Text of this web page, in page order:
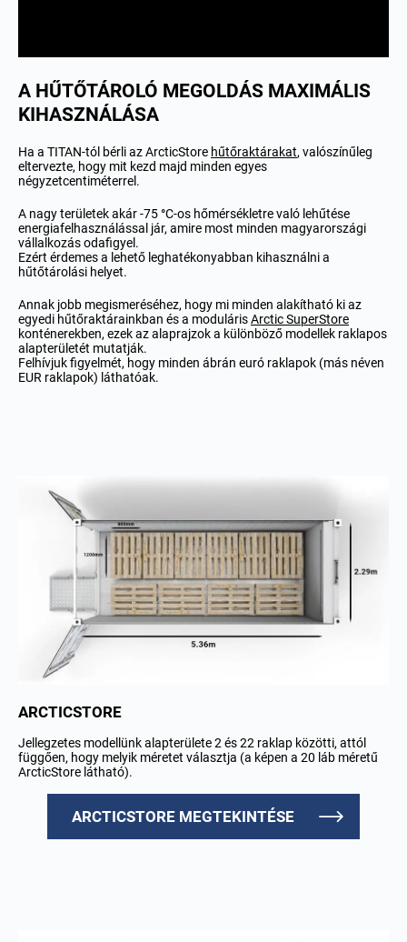
A HŰTŐTÁROLÓ MEGOLDÁS MAXIMÁLIS
KIHASZNÁLÁSA
Ha a TITAN-tól bérli az ArcticStore hűtőraktárakat, valószínűleg
eltervezte, hogy mit kezd majd minden egyes
négyzetcentiméterrel.
A nagy területek akár -75 °C-os hőmérsékletre való lehűtése
energiafelhasználással jár, amire most minden magyarországi
vállalkozás odafigyel.
Ezért érdemes a lehető leghatékonyabban kihasználni a
hűtőtárolási helyet.
Annak jobb megismeréséhez, hogy mi minden alakítható ki az
egyedi hűtőraktárainkban és a modulárisArctic SuperStore
konténerekben, ezek az alaprajzok a különböző modellek raklapos
alapterületét mutatják.
Felhívjuk figyelmét, hogy minden ábrán euró raklapok (más néven
EUR raklapok) láthatóak.
ARCTICSTORE
Jellegzetes modellünk alapterülete 2 és 22 raklap közötti, attól
függően, hogy melyik méretet választja (a képen a 20 láb méretű
ArcticStore látható).
ARCTICSTORE MEGTEKINTÉSE